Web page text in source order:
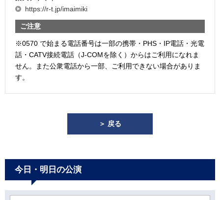
https://r-t.jp/imaimiki
ご注意
※0570 で始まる電話番号は一部の携帯・PHS・IP電話・光電
話・CATV接続電話（J-COMを除く）からはご利用になれま
せん。また公衆電話から一部、ご利用できない場合がありま
す。
＞ 戻る
今日・明日の公演